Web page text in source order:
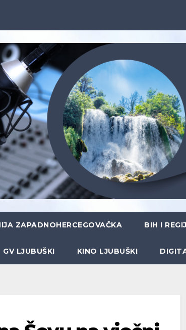
ZAPADNOHERCEGOVAČKA BIH I
GV LJUBUŠKI KINO LJUBUŠKI